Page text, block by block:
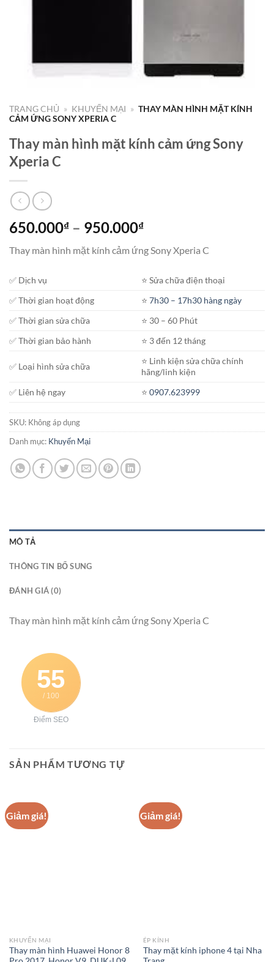
TRANG CHỦ » KHUYẾN MẠI » THAY MÀN HÌNH MẶT KÍNH
CẢM ỨNG SONY XPERIA C
Thay màn hình mặt kính cảm ứng Sony
Xperia C
650.000₫ – 950.000₫Khoảng
từ
đến
950.000₫
Thay màn hình mặt kính cảm ứng Sony Xperia C
✅ Dịch vụ
⭐️ Sửa chữa điện thoại
✅ Thời gian hoạt động
⭐️7h30 – 17h30 hàng ngày
✅ Thời gian sửa chữa
⭐️ 30 – 60 Phút
✅ Thời gian bảo hành
⭐️ 3 đến 12 tháng
✅ Loại hình sửa chữa
⭐️ Linh kiện sửa chữa chính
hãng/linh kiện
✅ Liên hệ ngay
⭐️0907.623999
SKU: Không áp dụng
Danh mục: Khuyến Mại
MÔ TẢ
THÔNG TIN BỔ SUNG
ĐÁNH GIÁ (0)
Thay màn hình mặt kính cảm ứng Sony Xperia C
55
/ 100
Điểm SEO
SẢN PHẨM TƯƠNG TỰ
Giảm giá!
KHUYẾN MẠI
Thay màn hình Huawei Honor 8
Giảm giá!
ÉP KÍNH
Thay mặt kính iphone 4 tại Nha